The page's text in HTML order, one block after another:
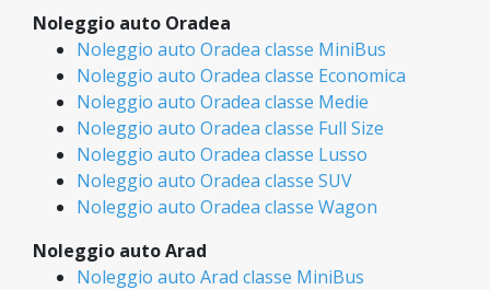
Noleggio auto Oradea
Noleggio auto Oradea classe MiniBus
Noleggio auto Oradea classe Economica
Noleggio auto Oradea classe Medie
Noleggio auto Oradea classe Full Size
Noleggio auto Oradea classe Lusso
Noleggio auto Oradea classe SUV
Noleggio auto Oradea classe Wagon
Noleggio auto Arad
Noleggio auto Arad classe MiniBus